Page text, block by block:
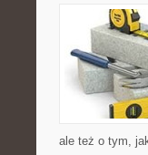
ale też o tym,